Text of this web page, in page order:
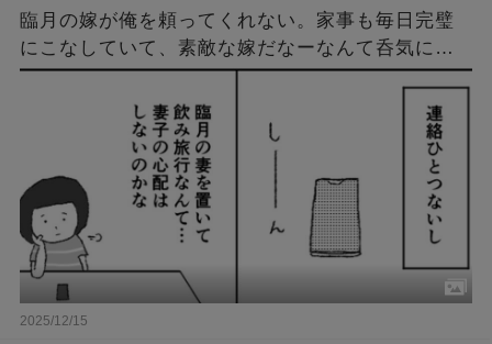
臨月の嫁が俺を頼ってくれない。家事も毎日完璧
にこなしていて、素敵な嫁だなーなんて呑気に思
ってたある日。俺は病院に呼び出され、衝撃の事
実を知ることに…。
2025/12/15